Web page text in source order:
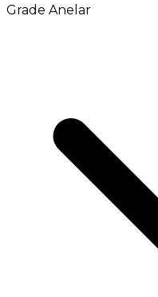
Grade Anelar